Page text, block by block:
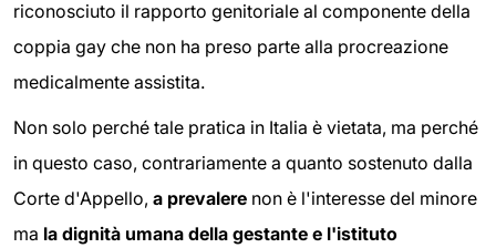
riconosciuto il rapporto genitoriale al componente della
coppia gay che non ha preso parte alla procreazione
medicalmente assistita.
Non solo perché tale pratica in Italia è vietata, ma perché
in questo caso, contrariamente a quanto sostenuto dalla
Corte d'Appello, a prevalere non è l'interesse del minore
ma la dignità umana della gestante e l'istituto